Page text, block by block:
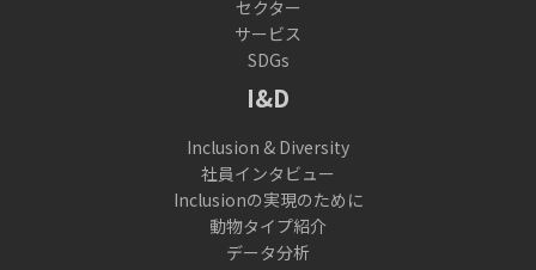
セクター
サービス
SDGs
I&D
Inclusion & Diversity
社員インタビュー
Inclusionの実現のために
動物タイプ紹介
データ分析